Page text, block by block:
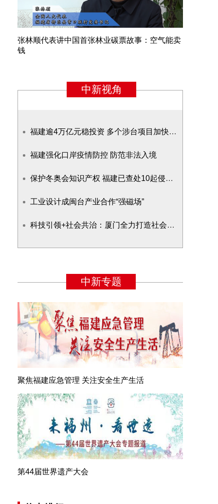
张林顺代表讲中国首张林业碳票故事：空气能卖
钱
福建逾4万亿元稳投资 多个涉台项目加快推进
福建强化口岸疫情防控 防范非法入境
保护冬奥会知识产权 福建已查处10起侵权案
工业设计成闽台产业合作“强磁场”
科技引领+社会共治：厦门全力打造社会治安防控体系
聚焦福建应急管理 关注安全生产生活
第44届世界遗产大会